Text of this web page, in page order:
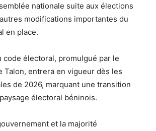
nationale suite aux élections
modifications importantes du
en place.
code électoral, promulgué par le
Talon, entrera en vigueur dès les
de 2026, marquant une transition
électoral béninois.
et la majorité